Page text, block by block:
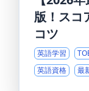
版！スコ
コツ
英語学習
英語資格
最